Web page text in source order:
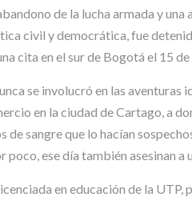
de la lucha armada y
civil y democrática, fue
cita en el sur de Bogotá el 15
se involucró en las
en la ciudad de Cartago, a
de sangre que lo hacían
poco, ese día también asesinan
en educación de la UTP,